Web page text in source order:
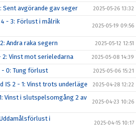
Sent avgörande gav seger 2025-05-26 13:32
4 - 3: Förlust i målrik
2025-05-19 09:56
Andra raka segern 2025-05-12 12:51
2: Vinst mot serieledarna 2025-05-08 14:39
- 0: Tung förlust 2025-05-06 15:21
IS 2 - 1: Vinst trots underläge 2025-04-28 12:22
Vinst i slutspelsomgång 2 av
2025-04-23 10:26
i
2025-04-15 10:17